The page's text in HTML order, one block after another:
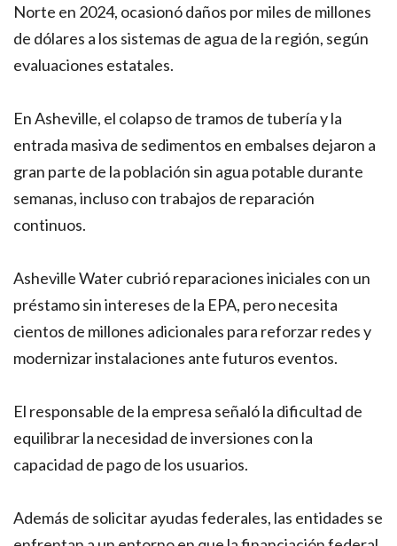
Norte en 2024, ocasionó daños por miles de millones
de dólares a los sistemas de agua de la región, según
evaluaciones estatales.
En Asheville, el colapso de tramos de tubería y la
entrada masiva de sedimentos en embalses dejaron a
gran parte de la población sin agua potable durante
semanas, incluso con trabajos de reparación
continuos.
Asheville Water cubrió reparaciones iniciales con un
préstamo sin intereses de la EPA, pero necesita
cientos de millones adicionales para reforzar redes y
modernizar instalaciones ante futuros eventos.
El responsable de la empresa señaló la dificultad de
equilibrar la necesidad de inversiones con la
capacidad de pago de los usuarios.
Además de solicitar ayudas federales, las entidades se